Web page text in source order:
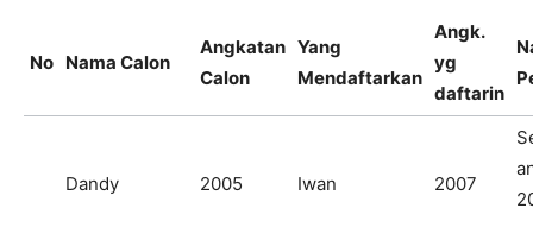
No Nama Calon
Angkatan
Calon
Yang
Mendaftarkan
Angk.
yg
daftarin
Dandy 2005 Iwan 2007